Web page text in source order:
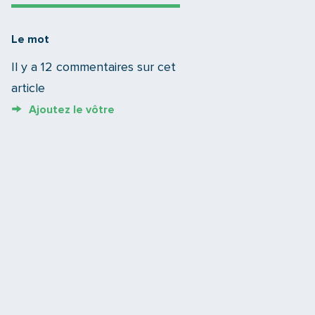
Le mot
Il y a 12 commentaires sur cet
article
Ajoutez le vôtre